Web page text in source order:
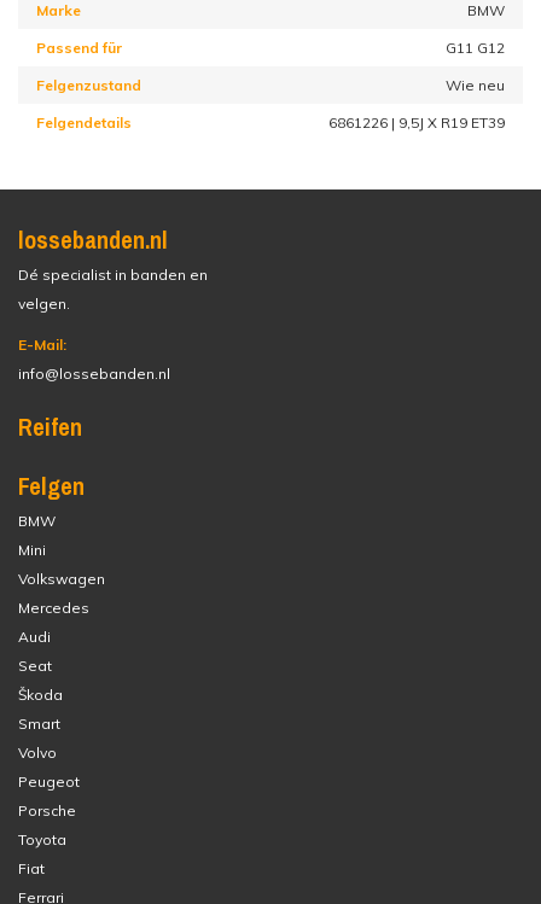
Marke BMW
Passend für G11 G12
Felgenzustand Wie neu
Felgendetails 6861226 | 9,5J X R19 ET39
lossebanden.nl
Dé specialist in banden en
velgen.
E-Mail:
info@lossebanden.nl
Reifen
Felgen
BMW
Mini
Volkswagen
Mercedes
Audi
Seat
Škoda
Smart
Volvo
Peugeot
Porsche
Toyota
Fiat
Ferrari